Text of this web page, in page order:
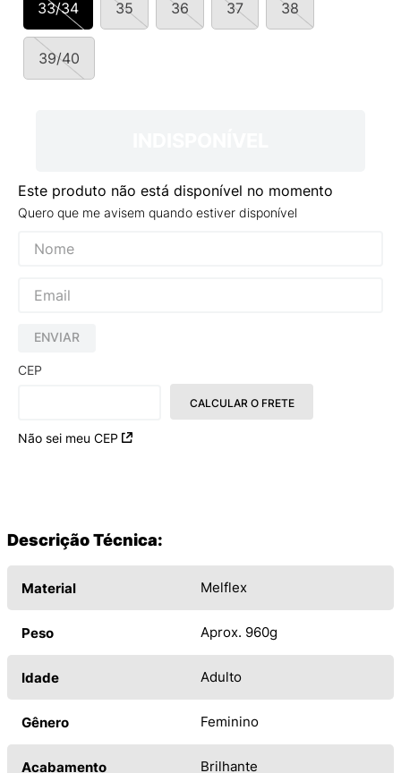
33/34 35 36 37 38
39/40
Este produto não está disponível no momento
Quero que me avisem quando estiver disponível
ENVIAR
CEP
Não sei meu CEP
CALCULAR O FRETE
Descrição Técnica:
Material Melflex
Peso Aprox. 960g
Idade Adulto
Gênero Feminino
Acabamento Brilhante
º
VEJA COUNTRY
10º NEW 530